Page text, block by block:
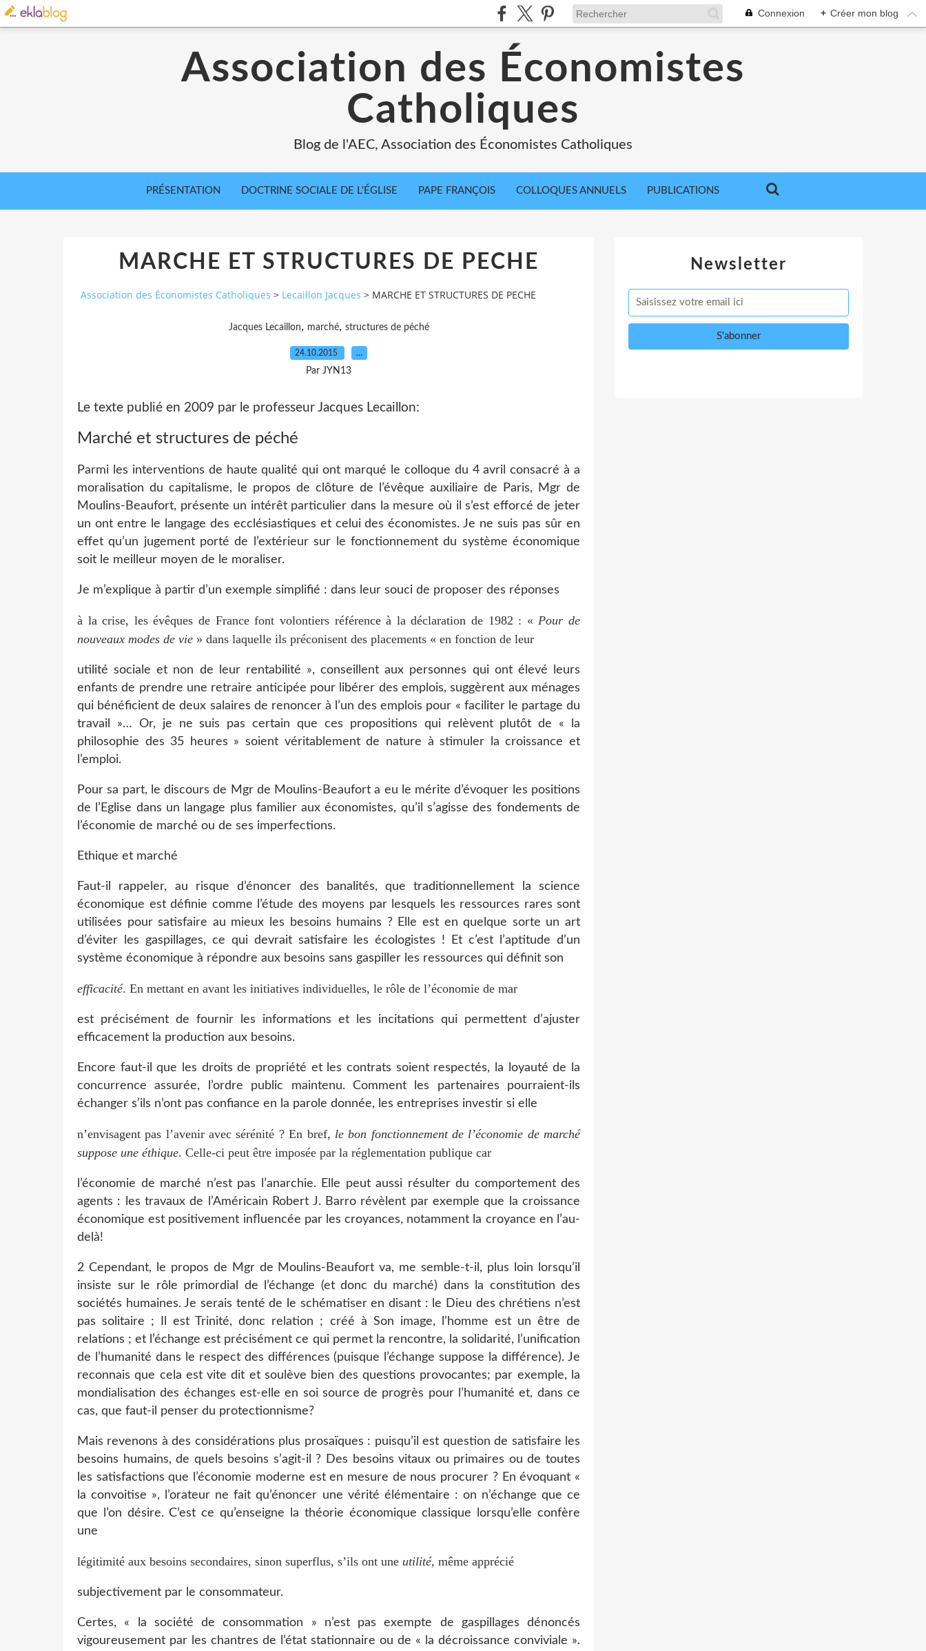
Connexion + Créer mon blog
Association des Économistes
Catholiques
Blog de l'AEC, Association des Économistes Catholiques
PRÉSENTATION DOCTRINE SOCIALE DE L'ÉGLISE PAPE FRANÇOIS COLLOQUES ANNUELS PUBLICATIONS
MARCHE ET STRUCTURES DE PECHE
Association des Économistes Catholiques > Lecaillon Jacques > MARCHE ET STRUCTURES DE PECHE
Jacques Lecaillon, marché, structures de péché
24.10.2015 …
Par JYN13
Le texte publié en 2009 par le professeur Jacques Lecaillon:
Marché et structures de péché
Parmi les interventions de haute qualité qui ont marqué le colloque du 4 avril consacré à a
moralisation du capitalisme, le propos de clôture de l’évêque auxiliaire de Paris, Mgr de
Moulins-Beaufort, présente un intérêt particulier dans la mesure où il s’est efforcé de jeter
un ont entre le langage des ecclésiastiques et celui des économistes. Je ne suis pas sûr en
effet qu’un jugement porté de l’extérieur sur le fonctionnement du système économique
soit le meilleur moyen de le moraliser.
Je m’explique à partir d’un exemple simplifié : dans leur souci de proposer des réponses
à la crise, les évêques de France font volontiers référence à la déclaration de 1982 : « Pour de
nouveaux modes de vie » dans laquelle ils préconisent des placements « en fonction de leur
utilité sociale et non de leur rentabilité », conseillent aux personnes qui ont élevé leurs
enfants de prendre une retraire anticipée pour libérer des emplois, suggèrent aux ménages
qui bénéficient de deux salaires de renoncer à l’un des emplois pour « faciliter le partage du
travail »… Or, je ne suis pas certain que ces propositions qui relèvent plutôt de « la
philosophie des 35 heures » soient véritablement de nature à stimuler la croissance et
l’emploi.
Pour sa part, le discours de Mgr de Moulins-Beaufort a eu le mérite d’évoquer les positions
de l’Eglise dans un langage plus familier aux économistes, qu’il s’agisse des fondements de
l’économie de marché ou de ses imperfections.
Ethique et marché
Faut-il rappeler, au risque d’énoncer des banalités, que traditionnellement la science
économique est définie comme l’étude des moyens par lesquels les ressources rares sont
utilisées pour satisfaire au mieux les besoins humains ? Elle est en quelque sorte un art
d’éviter les gaspillages, ce qui devrait satisfaire les écologistes ! Et c’est l’aptitude d’un
système économique à répondre aux besoins sans gaspiller les ressources qui définit son
efficacité. En mettant en avant les initiatives individuelles, le rôle de l’économie de mar
est précisément de fournir les informations et les incitations qui permettent d’ajuster
efficacement la production aux besoins.
Encore faut-il que les droits de propriété et les contrats soient respectés, la loyauté de la
concurrence assurée, l’ordre public maintenu. Comment les partenaires pourraient-ils
échanger s’ils n’ont pas confiance en la parole donnée, les entreprises investir si elle
n’envisagent pas l’avenir avec sérénité ? En bref, le bon fonctionnement de l’économie de marché
suppose une éthique. Celle-ci peut être imposée par la réglementation publique car
l’économie de marché n’est pas l’anarchie. Elle peut aussi résulter du comportement des
agents : les travaux de l’Américain Robert J. Barro révèlent par exemple que la croissance
économique est positivement influencée par les croyances, notamment la croyance en l’au-
delà!
2 Cependant, le propos de Mgr de Moulins-Beaufort va, me semble-t-il, plus loin lorsqu’il
insiste sur le rôle primordial de l’échange (et donc du marché) dans la constitution des
sociétés humaines. Je serais tenté de le schématiser en disant : le Dieu des chrétiens n’est
pas solitaire ; Il est Trinité, donc relation ; créé à Son image, l’homme est un être de
relations ; et l’échange est précisément ce qui permet la rencontre, la solidarité, l’unification
de l’humanité dans le respect des différences (puisque l’échange suppose la différence). Je
reconnais que cela est vite dit et soulève bien des questions provocantes; par exemple, la
mondialisation des échanges est-elle en soi source de progrès pour l’humanité et, dans ce
cas, que faut-il penser du protectionnisme?
Mais revenons à des considérations plus prosaïques : puisqu’il est question de satisfaire les
besoins humains, de quels besoins s’agit-il ? Des besoins vitaux ou primaires ou de toutes
les satisfactions que l’économie moderne est en mesure de nous procurer ? En évoquant «
la convoitise », l’orateur ne fait qu’énoncer une vérité élémentaire : on n’échange que ce
que l’on désire. C’est ce qu’enseigne la théorie économique classique lorsqu’elle confère
une
légitimité aux besoins secondaires, sinon superflus, s’ils ont une utilité, même apprécié
subjectivement par le consommateur.
Certes, « la société de consommation » n’est pas exempte de gaspillages dénoncés
vigoureusement par les chantres de l’état stationnaire ou de « la décroissance conviviale ».
Newsletter